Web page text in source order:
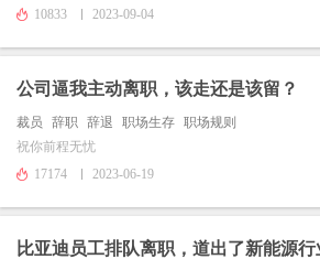
10833
2023-09-04
公司逼我主动离职，该走还是该留？
裁员 辞职 辞退 职场生存 职场规则
祝你前程无忧
17174
2023-06-19
比亚迪员工排队离职，道出了新能源